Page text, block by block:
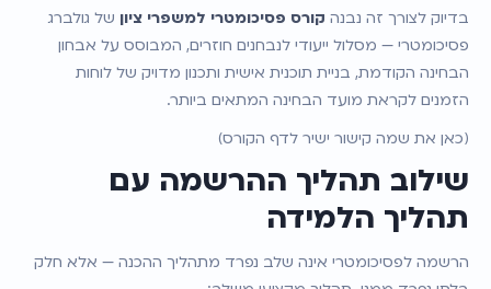
בדיוק לצורך זה נבנה קורס פסיכומטרי למשפרי ציון של גולברג
פסיכומטרי — מסלול ייעודי לנבחנים חוזרים, המבוסס על אבחון
הבחינה הקודמת, בניית תוכנית אישית ותכנון מדויק של לוחות
הזמנים לקראת מועד הבחינה המתאים ביותר.
(כאן את שמה קישור ישיר לדף הקורס)
שילוב תהליך ההרשמה עם
תהליך הלמידה
הרשמה לפסיכומטרי אינה שלב נפרד מתהליך ההכנה — אלא חלק